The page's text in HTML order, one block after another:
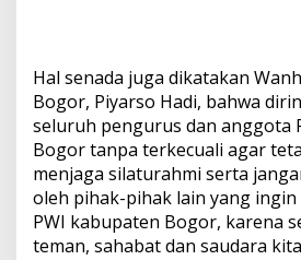
Hal senada juga dikatakan
Bogor, Piyarso Hadi, bahwa
seluruh pengurus dan anggota
Bogor tanpa terkecuali agar
menjaga silaturahmi serta
oleh pihak-pihak lain yang ingin
PWI kabupaten Bogor, karena
teman, sahabat dan saudara